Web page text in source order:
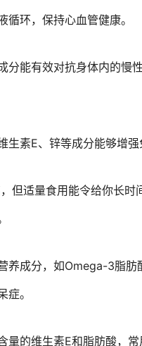
环，保持心血管健康。
分能有效对抗身体内的慢
生素E、锌等成分能够增
但适量食用能令给你长
养成分，如Omega-3脂
。
量的维生素E和脂肪酸，